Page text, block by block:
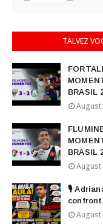
TALVEZ
BRASIL
August
BRASIL
August
🎙️
August